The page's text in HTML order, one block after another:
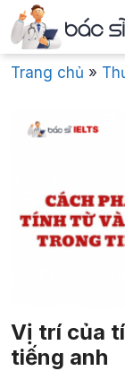
Skip
to
content
Trang chủ »
Vị trí của
tiếng anh